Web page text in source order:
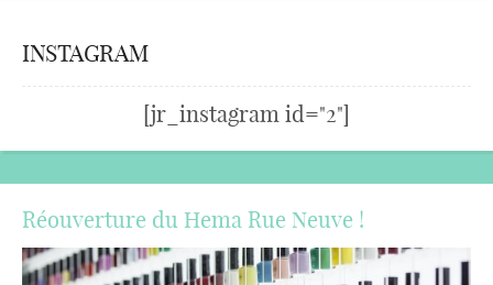
INSTAGRAM
[jr_instagram id="2"]
Réouverture du Hema Rue Neuve !